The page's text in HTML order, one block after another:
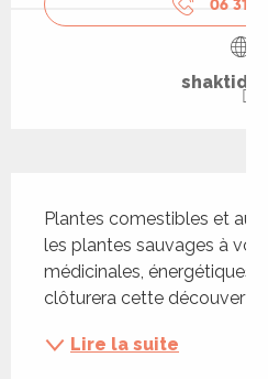
06 31
Plantes comestibles et
les plantes sauvages à vos
médicinales,
clôturera cette découverte
Lire la suite